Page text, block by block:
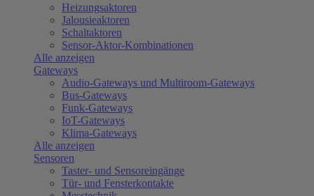
Heizungsaktoren
Jalousieaktoren
Schaltaktoren
Sensor-Aktor-Kombinationen
Alle anzeigen
Gateways
Audio-Gateways und Multiroom-Gateways
Bus-Gateways
Funk-Gateways
IoT-Gateways
Klima-Gateways
Alle anzeigen
Sensoren
Taster- und Sensoreingänge
Tür- und Fensterkontakte